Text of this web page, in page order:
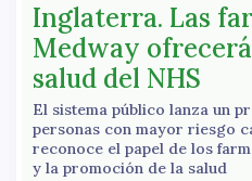
Inglaterra. Las
Medway
salud del NHS
El sistema público lanza un
personas con mayor riesgo
reconoce el papel de los
y la promoción de la salud